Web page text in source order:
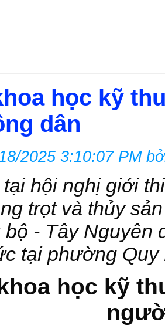
học kỹ
dân
2025 3:10:07 PM
hội nghị giới
trọt và thủy
bộ - Tây Nguyên
tại phường
học kỹ